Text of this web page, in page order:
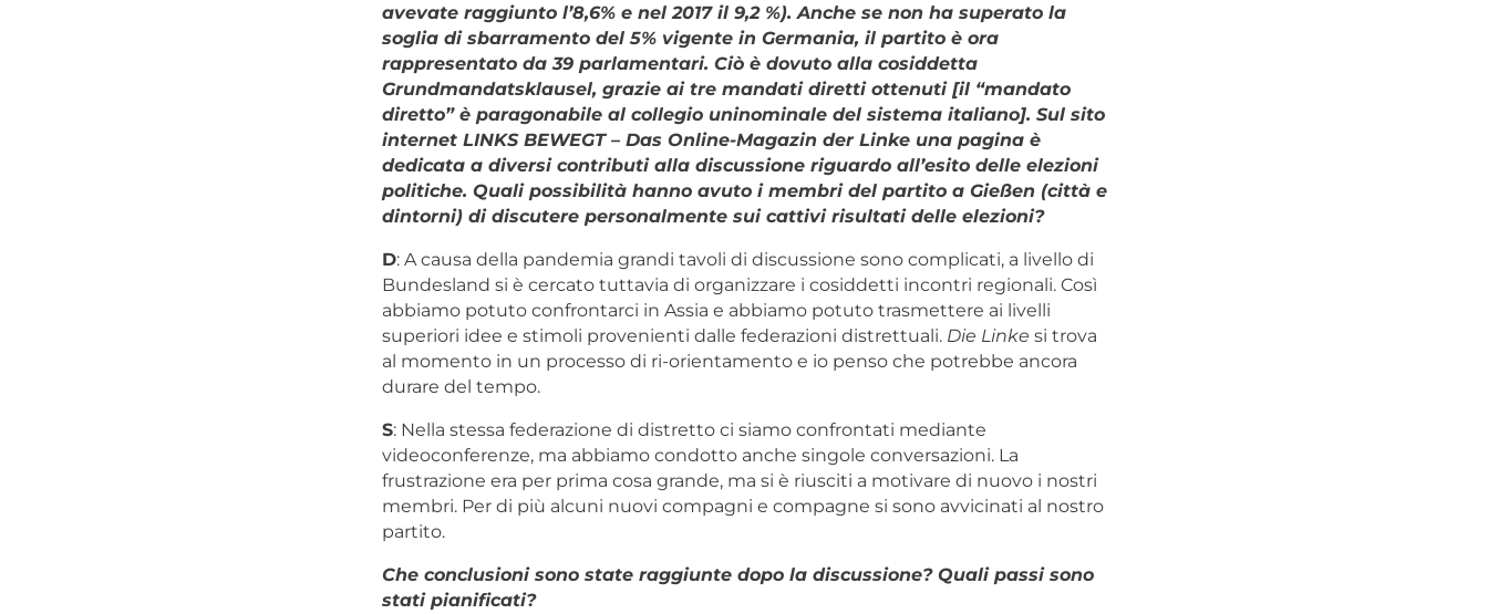
avevate raggiunto l’8,6% e nel 2017 il 9,2 %). Anche se non ha superato la
soglia di sbarramento del 5% vigente in Germania, il partito è ora
rappresentato da 39 parlamentari. Ciò è dovuto alla cosiddetta
Grundmandatsklausel, grazie ai tre mandati diretti ottenuti [il “mandato
diretto” è paragonabile al collegio uninominale del sistema italiano]. Sul sito
internet LINKS BEWEGT – Das Online-Magazin der Linke una pagina è
dedicata a diversi contributi alla discussione riguardo all’esito delle elezioni
politiche. Quali possibilità hanno avuto i membri del partito a Gießen (città e
dintorni) di discutere personalmente sui cattivi risultati delle elezioni?
D: A causa della pandemia grandi tavoli di discussione sono complicati, a livello di
Bundesland si è cercato tuttavia di organizzare i cosiddetti incontri regionali. Così
abbiamo potuto confrontarci in Assia e abbiamo potuto trasmettere ai livelli
superiori idee e stimoli provenienti dalle federazioni distrettuali. Die Linke si trova
al momento in un processo di ri-orientamento e io penso che potrebbe ancora
durare del tempo.
S: Nella stessa federazione di distretto ci siamo confrontati mediante
videoconferenze, ma abbiamo condotto anche singole conversazioni. La
frustrazione era per prima cosa grande, ma si è riusciti a motivare di nuovo i nostri
membri. Per di più alcuni nuovi compagni e compagne si sono avvicinati al nostro
partito.
Che conclusioni sono state raggiunte dopo la discussione? Quali passi sono
stati pianificati?